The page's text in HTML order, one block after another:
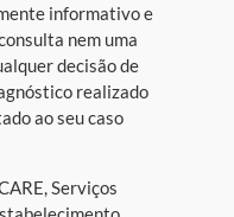
informativo e
nem uma
decisão de
realizado
ao seu caso
Serviços